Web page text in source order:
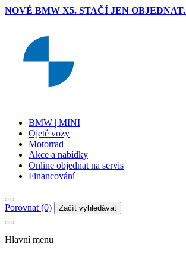
NOVÉ BMW X5. STAČÍ JEN OBJEDNAT.
BMW | MINI
Ojeté vozy
Motorrad
Akce a nabídky
Online objednat na servis
Financování
Porovnat (0) Začít vyhledávat
Hlavní menu